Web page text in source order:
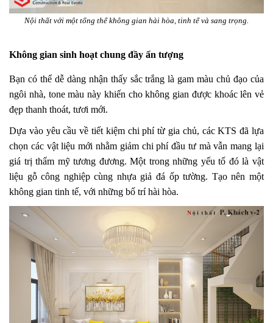
Nội thất với một tổng thể không gian hài hòa, tinh tế và sang trọng.
Không gian sinh hoạt chung đầy ấn tượng
Bạn có thể dễ dàng nhận thấy sắc trắng là gam màu chủ đạo của
ngôi nhà, tone màu này khiến cho không gian được khoác lên vẻ
đẹp thanh thoát, tươi mới.
Dựa vào yêu cầu về tiết kiệm chi phí từ gia chủ, các KTS đã lựa
chọn các vật liệu mới nhằm giảm chi phí đầu tư mà vẫn mang lại
giá trị thẩm mỹ tương đương. Một trong những yếu tố đó là vật
liệu gỗ công nghiệp cùng nhựa giả đá ốp tường. Tạo nên một
không gian tinh tế, với những bố trí hài hòa.